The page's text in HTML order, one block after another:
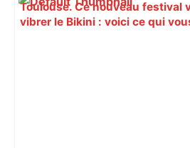
Toulouse. Ce nouveau festival
vibrer le Bikini : voici ce qui